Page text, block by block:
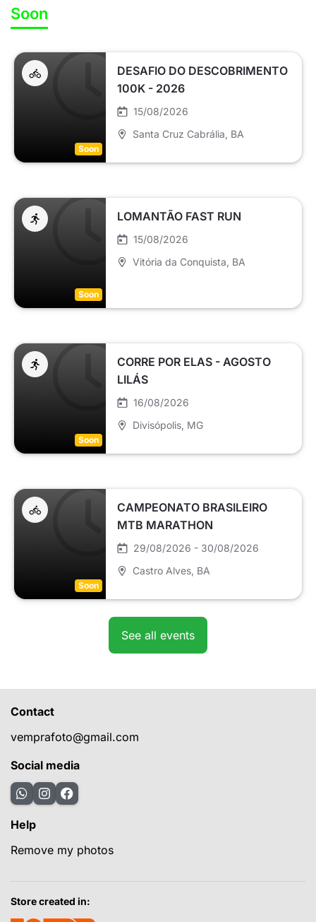
Soon
Soon
DESAFIO DO DESCOBRIMENTO
100K - 2026
15/08/2026
Santa Cruz Cabrália , BA
Soon
LOMANTÃO FAST RUN
15/08/2026
Vitória da Conquista , BA
Soon
CORRE POR ELAS - AGOSTO
LILÁS
16/08/2026
Divisópolis , MG
Soon
CAMPEONATO BRASILEIRO
MTB MARATHON
29/08/2026 - 30/08/2026
Castro Alves , BA
See all events
Contact
vemprafoto@gmail.com
Social media
Help
Remove my photos
Store created in: